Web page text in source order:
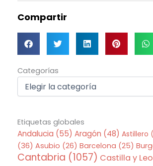
Compartir
Categorías
Categorías
Etiquetas globales
Andalucia (55) Aragón (48) Astillero
(36) Asubio (26) Barcelona (25)
Cantabria (1057) Castilla y